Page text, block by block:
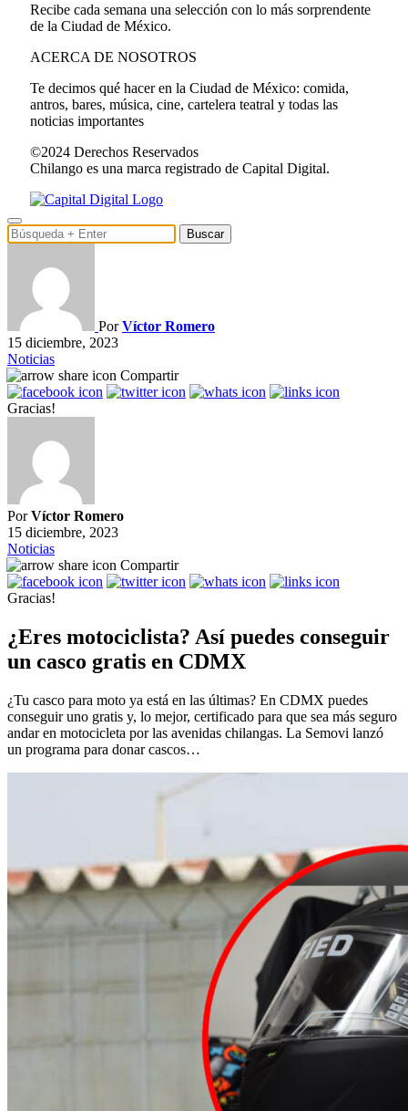
Recibe cada semana una selección con lo más sorprendente
de la Ciudad de México.
ACERCA DE NOSOTROS
Te decimos qué hacer en la Ciudad de México: comida,
antros, bares, música, cine, cartelera teatral y todas las
noticias importantes
©2024 Derechos Reservados
Chilango es una marca registrado de Capital Digital.
Buscar
PorVíctor Romero
15 diciembre, 2023
Noticias
Compartir
Gracias!
PorVíctor Romero
15 diciembre, 2023
Noticias
Compartir
Gracias!
¿Eres motociclista? Así puedes conseguir
un casco gratis en CDMX
¿Tu casco para moto ya está en las últimas? En CDMX puedes
conseguir uno gratis y, lo mejor, certificado para que sea más seguro
andar en motocicleta por las avenidas chilangas. La Semovi lanzó
un programa para donar cascos…